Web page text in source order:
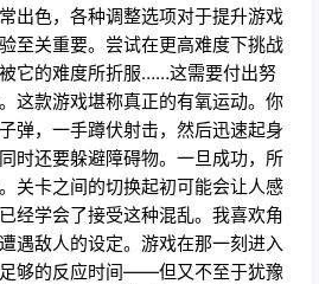
出色，各种调整选项对于提升游戏
至关重要。尝试在更高难度下挑战
它的难度所折服……这需要付出努
这款游戏堪称真正的有氧运动。你
弹，一手蹲伏射击，然后迅速起身
时还要躲避障碍物。一旦成功，所
关卡之间的切换起初可能会让人感
经学会了接受这种混乱。我喜欢角
遇敌人的设定。游戏在那一刻进入
够的反应时间——但又不至于犹豫